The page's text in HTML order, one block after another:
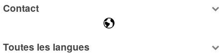
Contact
Toutes les langues